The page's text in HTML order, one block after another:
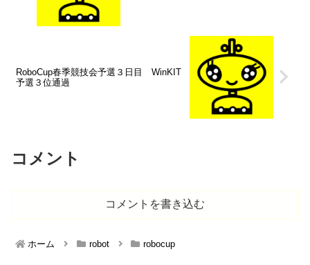
RoboCup春季競技会予選３日目 WinKIT
予選３位通過
コメント
コメントを書き込む
ホーム robot robocup